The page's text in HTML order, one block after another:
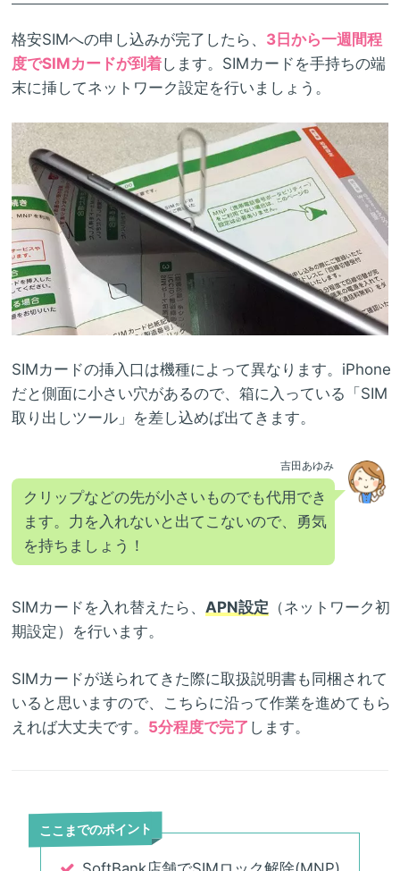
格安SIMへの申し込みが完了したら、 3日から一週間程
度でSIMカードが到着します。SIMカードを手持ちの端
末に挿してネットワーク設定を行いましょう。
SIMカードの挿入口は機種によって異なります。iPhone
だと側面に小さい穴があるので、箱に入っている「SIM
取り出しツール」を差し込めば出てきます。
吉田あゆみ
クリップなどの先が小さいものでも代用でき
ます。力を入れないと出てこないので、勇気
を持ちましょう！
SIMカードを入れ替えたら、 APN設定 （ネットワーク初
期設定）を行います。
SIMカードが送られてきた際に取扱説明書も同梱されて
いると思いますので、こちらに沿って作業を進めてもら
えれば大丈夫です。 5分程度で完了 します。
ここまでのポイント